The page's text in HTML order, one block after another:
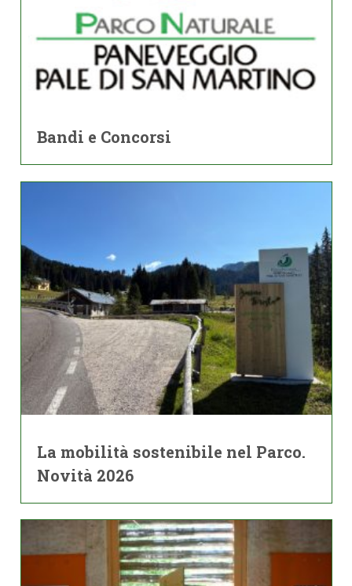
Bandi e Concorsi
La mobilità sostenibile nel Parco.
Novità 2026